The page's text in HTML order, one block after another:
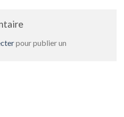
pour publier un